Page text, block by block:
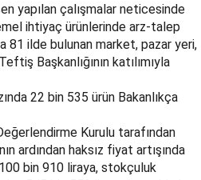
yapılan çalışmalar neticesinde
ihtiyaç ürünlerinde arz-talep
81 ilde bulunan market, pazar yeri,
Başkanlığının katılımıyla
22 bin 535 ürün Bakanlıkça
Kurulu tarafından
ardından haksız fiyat artışında
bin 910 liraya, stokçuluk